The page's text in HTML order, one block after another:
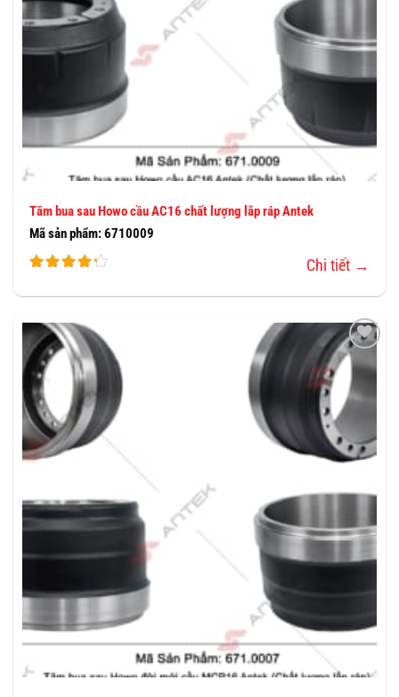
Tăm bua sau Howo cầu AC16 chất lượng lắp ráp Antek
Mã sản phẩm: 6710009
Chi tiết →
THÊM
VÀO
YÊU
THÍCH